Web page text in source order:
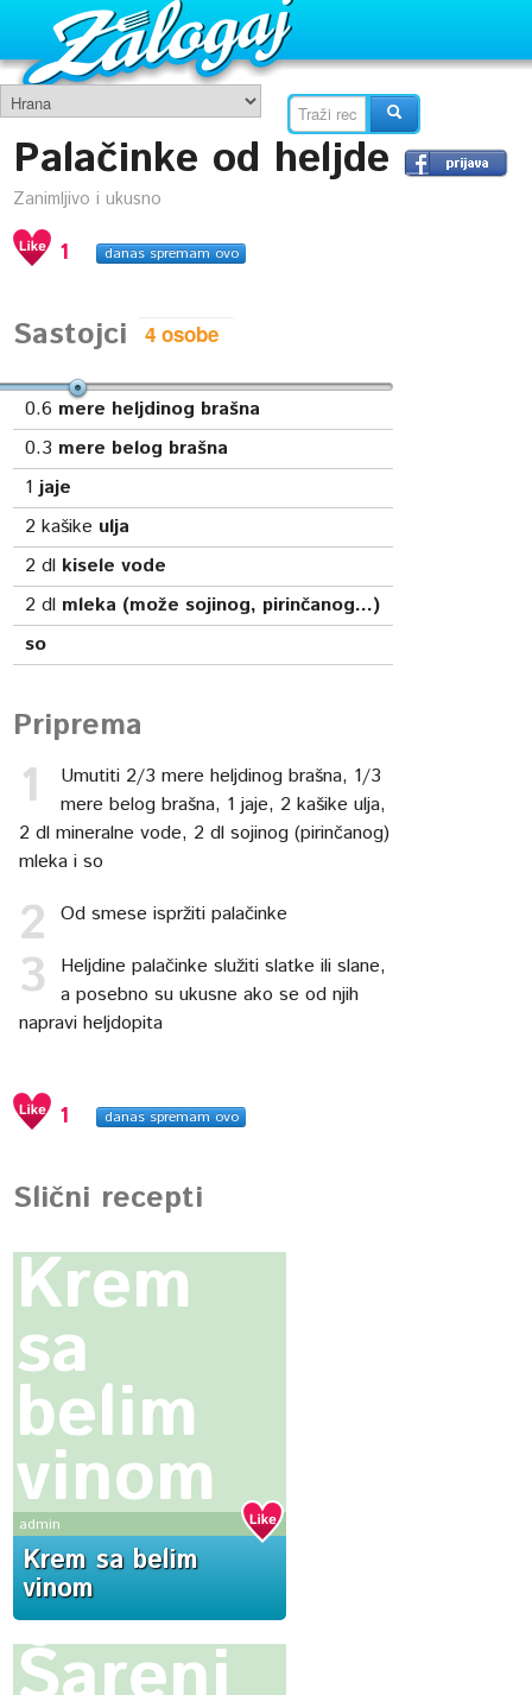
Palačinke od heljde
Zanimljivo i ukusno
1 danas spremam ovo
Sastojci
0.6 mere heljdinog brašna
0.3 mere belog brašna
1 jaje
2 kašike ulja
2 dl kisele vode
2 dl mleka (može sojinog, pirinčanog...)
so
Priprema
Umutiti 2/3 mere heljdinog brašna, 1/3
mere belog brašna, 1 jaje, 2 kašike ulja,
2 dl mineralne vode, 2 dl sojinog (pirinčanog)
mleka i so
Od smese ispržiti palačinke
Heljdine palačinke služiti slatke ili slane,
a posebno su ukusne ako se od njih
napravi heljdopita
1 danas spremam ovo
Slični recepti
Krem
sa
belim
vinom
admin
Krem sa belim
vinom